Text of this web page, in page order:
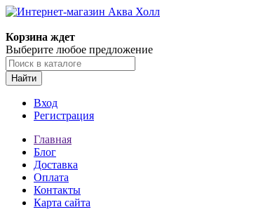
Корзина ждет
Выберите любое предложение
Найти
Вход
Регистрация
Главная
Блог
Доставка
Оплата
Контакты
Карта сайта